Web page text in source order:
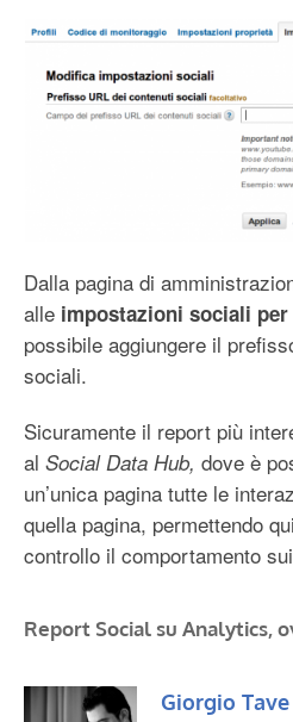
Dalla pagina di
alle impostazioni sociali per
possibile aggiungere il
sociali.
Sicuramente il report più
al Social Data Hub, dove è
un’unica pagina tutte le
quella pagina, permettendo
controllo il comportamento
Report Social su Analytics,
Giorgio Tave